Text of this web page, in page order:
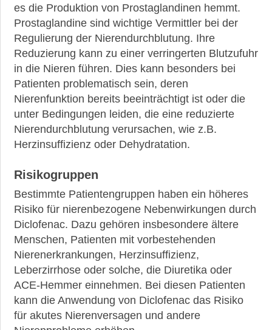
es die Produktion von Prostaglandinen hemmt.
Prostaglandine sind wichtige Vermittler bei der
Regulierung der Nierendurchblutung. Ihre
Reduzierung kann zu einer verringerten Blutzufuhr
in die Nieren führen. Dies kann besonders bei
Patienten problematisch sein, deren
Nierenfunktion bereits beeinträchtigt ist oder die
unter Bedingungen leiden, die eine reduzierte
Nierendurchblutung verursachen, wie z.B.
Herzinsuffizienz oder Dehydratation.
Risikogruppen
Bestimmte Patientengruppen haben ein höheres
Risiko für nierenbezogene Nebenwirkungen durch
Diclofenac. Dazu gehören insbesondere ältere
Menschen, Patienten mit vorbestehenden
Nierenerkrankungen, Herzinsuffizienz,
Leberzirrhose oder solche, die Diuretika oder
ACE-Hemmer einnehmen. Bei diesen Patienten
kann die Anwendung von Diclofenac das Risiko
für akutes Nierenversagen und andere